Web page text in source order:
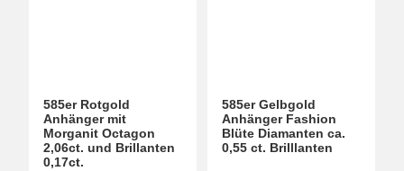
585er Rotgold
Anhänger mit
Morganit Octagon
2,06ct. und Brillanten
0,17ct.
585er Gelbgold
Anhänger Fashion
Blüte Diamanten ca.
0,55 ct. Brilllanten